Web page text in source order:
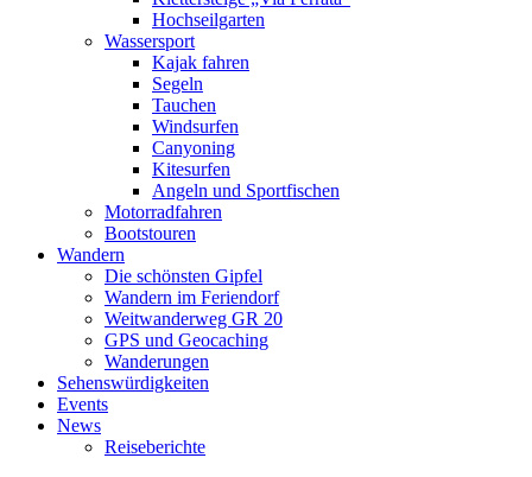
Hochseilgarten
Wassersport
Kajak fahren
Segeln
Tauchen
Windsurfen
Canyoning
Kitesurfen
Angeln und Sportfischen
Motorradfahren
Bootstouren
Wandern
Die schönsten Gipfel
Wandern im Feriendorf
Weitwanderweg GR 20
GPS und Geocaching
Wanderungen
Sehenswürdigkeiten
Events
News
Reiseberichte